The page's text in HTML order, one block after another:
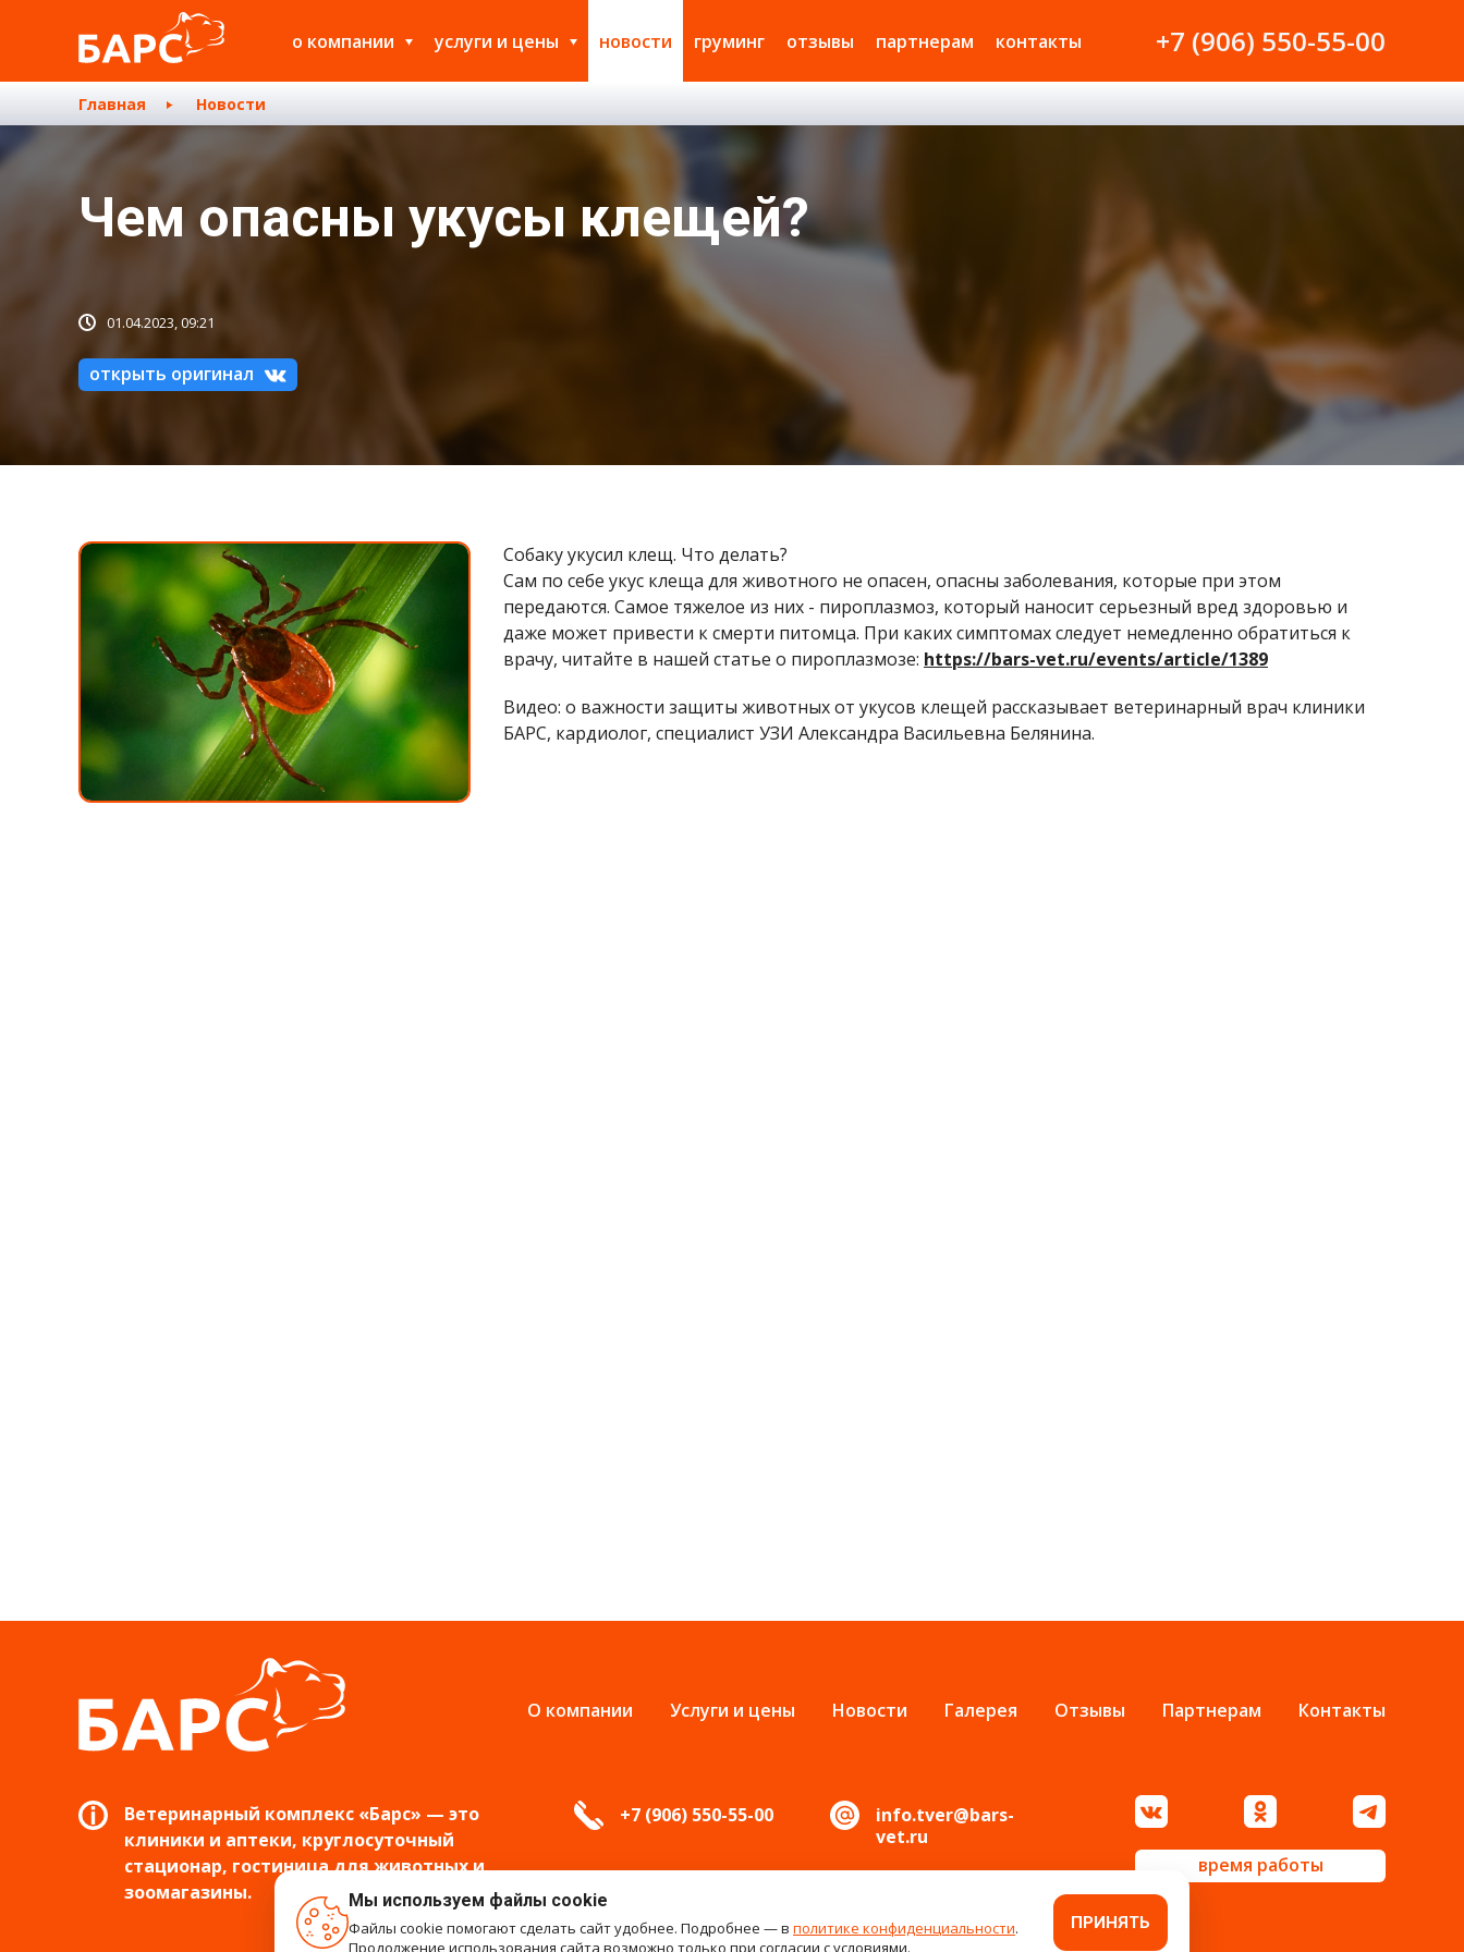
о компании услуги и цены новости груминг отзывы партнерам контакты +7 (906) 550-55-00
Главная Новости
Чем опасны укусы клещей?
01.04.2023, 09:21
открыть оригинал
Собаку укусил клещ. Что делать?
Сам по себе укус клеща для животного не опасен, опасны заболевания, которые при этом
передаются. Самое тяжелое из них - пироплазмоз, который наносит серьезный вред здоровью и
даже может привести к смерти питомца. При каких симптомах следует немедленно обратиться к
врачу, читайте в нашей статье о пироплазмозе: https://bars-vet.ru/events/article/1389
Видео: о важности защиты животных от укусов клещей рассказывает ветеринарный врач клиники
БАРС, кардиолог, специалист УЗИ Александра Васильевна Белянина.
О компании Услуги и цены Новости Галерея Отзывы Партнерам Контакты
Ветеринарный комплекс «Барс» — это
клиники и аптеки, круглосуточный
стационар, гостиница для животных и
зоомагазины.
+7 (906) 550-55-00
info.tver@bars-
vet.ru
время работы
Мы используем файлы cookie
Файлы cookie помогают сделать сайт удобнее. Подробнее — в политике конфиденциальности.
Продолжение использования сайта возможно только при согласии с условиями.
ПРИНЯТЬ